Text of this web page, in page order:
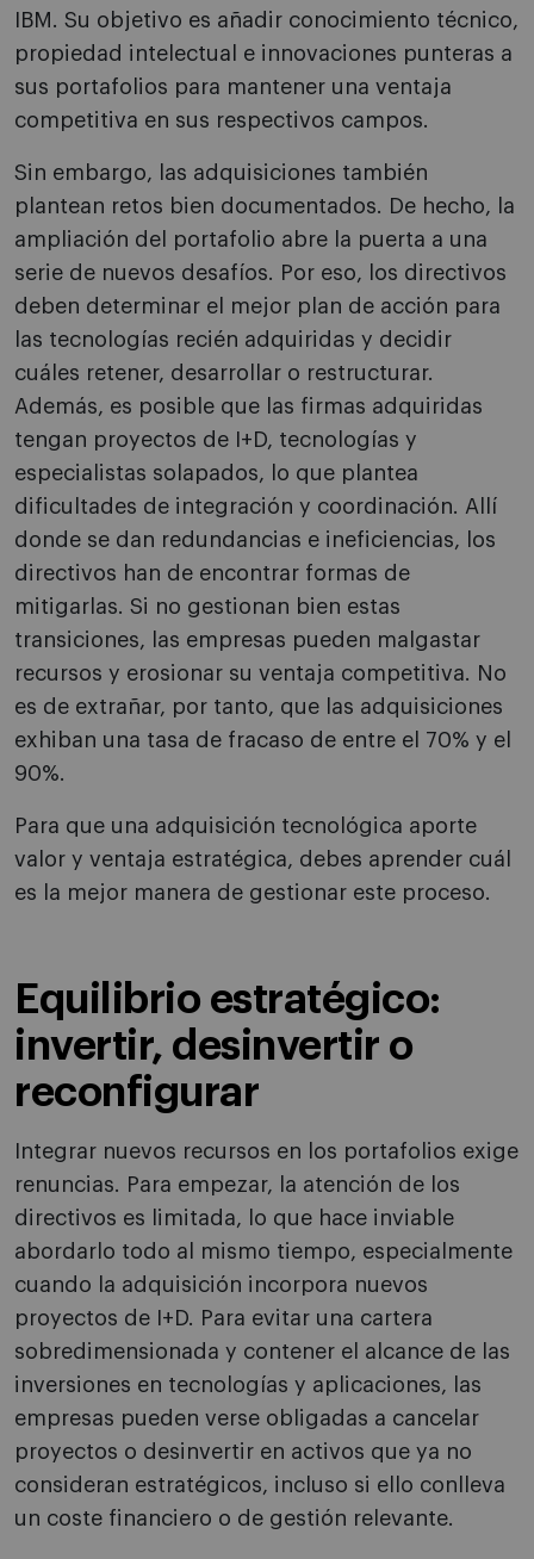
IBM. Su objetivo es añadir conocimiento técnico,
propiedad intelectual e innovaciones punteras a
sus portafolios para mantener una ventaja
competitiva en sus respectivos campos.
Sin embargo, las adquisiciones también
plantean retos bien documentados. De hecho, la
ampliación del portafolio abre la puerta a una
serie de nuevos desafíos. Por eso, los directivos
deben determinar el mejor plan de acción para
las tecnologías recién adquiridas y decidir
cuáles retener, desarrollar o restructurar.
Además, es posible que las firmas adquiridas
tengan proyectos de I+D, tecnologías y
especialistas solapados, lo que plantea
dificultades de integración y coordinación. Allí
donde se dan redundancias e ineficiencias, los
directivos han de encontrar formas de
mitigarlas. Si no gestionan bien estas
transiciones, las empresas pueden malgastar
recursos y erosionar su ventaja competitiva. No
es de extrañar, por tanto, que las adquisiciones
exhiban una tasa de fracaso de entre el 70% y el
90%.
Para que una adquisición tecnológica aporte
valor y ventaja estratégica, debes aprender cuál
es la mejor manera de gestionar este proceso.
Equilibrio estratégico:
invertir, desinvertir o
reconfigurar
Integrar nuevos recursos en los portafolios exige
renuncias. Para empezar, la atención de los
directivos es limitada, lo que hace inviable
abordarlo todo al mismo tiempo, especialmente
cuando la adquisición incorpora nuevos
proyectos de I+D. Para evitar una cartera
sobredimensionada y contener el alcance de las
inversiones en tecnologías y aplicaciones, las
empresas pueden verse obligadas a cancelar
proyectos o desinvertir en activos que ya no
consideran estratégicos, incluso si ello conlleva
un coste financiero o de gestión relevante.